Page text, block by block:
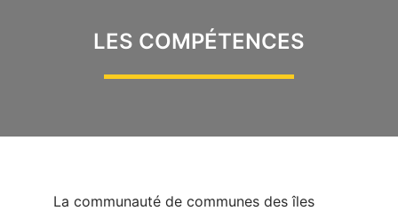
LES COMPÉTENCES
La communauté de communes des îles